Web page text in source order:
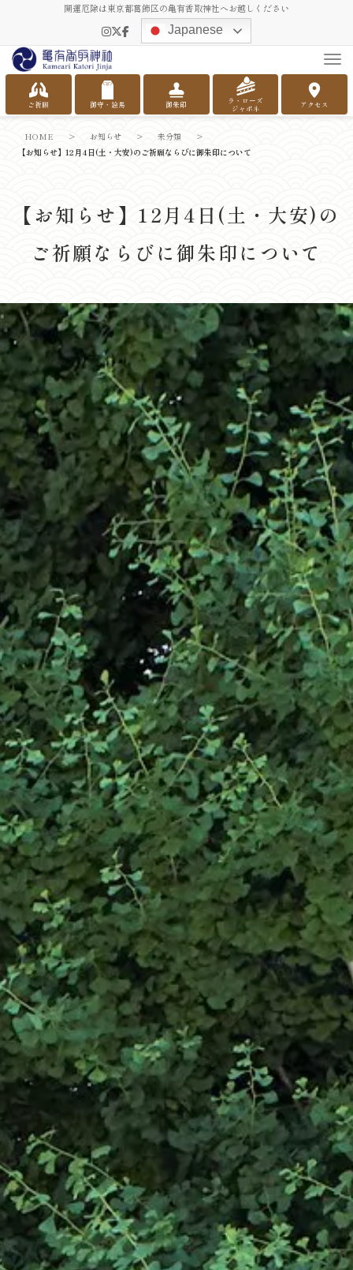
開運厄除は東京都葛飾区の亀有香取神社へお越しください
Japanese
ご祈願 御守・絵馬 御朱印
ラ・ローズ
ジャポネ
アクセス
【お知らせ】12月4日(土・大安)の
ご祈願ならびに御朱印について
HOME > お知らせ > 未分類
>
【お知らせ】12月4日(土・大安)のご祈願ならびに御朱印について